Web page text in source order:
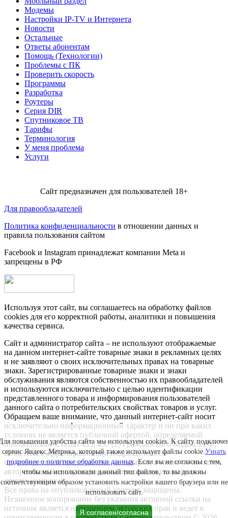
Модемы
Настройки IP-TV и Интернета
Новости
Остальные
Ответы абонентам
Помощь (Технологии)
Проблемы с ПК
Проверить скорость
Программы
Разработка
Роутеры
Серия DIR
Спутниковое ТВ
Тарифы
Терминология
У меня проблема
Услуги
Сайт предназначен для пользователей 18+
Для правообладателей
Политика конфиденциальности в отношении данных и
правила пользования сайтом
Facebook и Instagram принадлежат компании Metа и
запрещены в РФ
Используя этот сайт, вы соглашаетесь на обработку файлов
cookies для его корректной работы, аналитики и повышения
качества сервиса.
Сайт и администратор сайта – не используют отображаемые
на данном интернет-сайте товарные знаки в рекламных целях
и не заявляют о своих исключительных правах на товарные
знаки. Зарегистрированные товарные знаки и знаки
обслуживания являются собственностью их правообладателей
и используются исключительно с целью идентификации
представленного товара и информирования пользователей
данного сайта о потребительских свойствах товаров и услуг.
Обращаем ваше внимание, что данный интернет-сайт носит
исключительно информационный характер и ни при каких
условиях не является публичной офертой, определяемой
положениями Статьи 435, 437 (2) Гражданского Кодекса РФ;
не является аффилированным подразделением
производителей представленных товаров, а также не является
авторизованным партнером или продавцом указанных и
других компаний.
Все права на опубликованный контент защищены.
Незаконное копирование без указания активной ссылки на
источник является нарушением авторских прав и ведет к
повышения удобства сайта мы используем cookies. К сайту
сервис Яндекс.Метрика, который также использует файлы cookie.Узнать
подробнее о политике обработки данных. Если вы не согласны с тем,
чтобы мы использовали данный тип файлов, то вы должны
соответствующим образом установить настройки вашего браузера или не
использовать сайт.
Я согласен/согласна